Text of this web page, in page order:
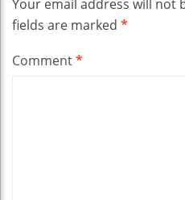
Your email address will not
fields are marked *
Comment*